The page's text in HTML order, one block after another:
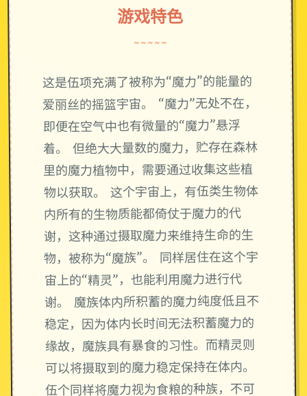
游戏特色
~~~~~
这是伍项充满了被称为“魔力”的能量的
爱丽丝的摇篮宇宙。 “魔力”无处不在，
即便在空气中也有微量的“魔力”悬浮
着。 但绝大大量数的魔力，贮存在森林
里的魔力植物中，需要通过收集这些植
物以获取。 这个宇宙上，有伍类生物体
内所有的生物质能都倚仗于魔力的代
谢，这种通过摄取魔力来维持生命的生
物，被称为“魔族”。 同样居住在这个宇
宙上的“精灵”，也能利用魔力进行代
谢。 魔族体内所积蓄的魔力纯度低且不
稳定，因为体内长时间无法积蓄魔力的
缘故，魔族具有暴食的习性。而精灵则
可以将摄取到的魔力稳定保持在体内。
伍个同样将魔力视为食粮的种族，不可